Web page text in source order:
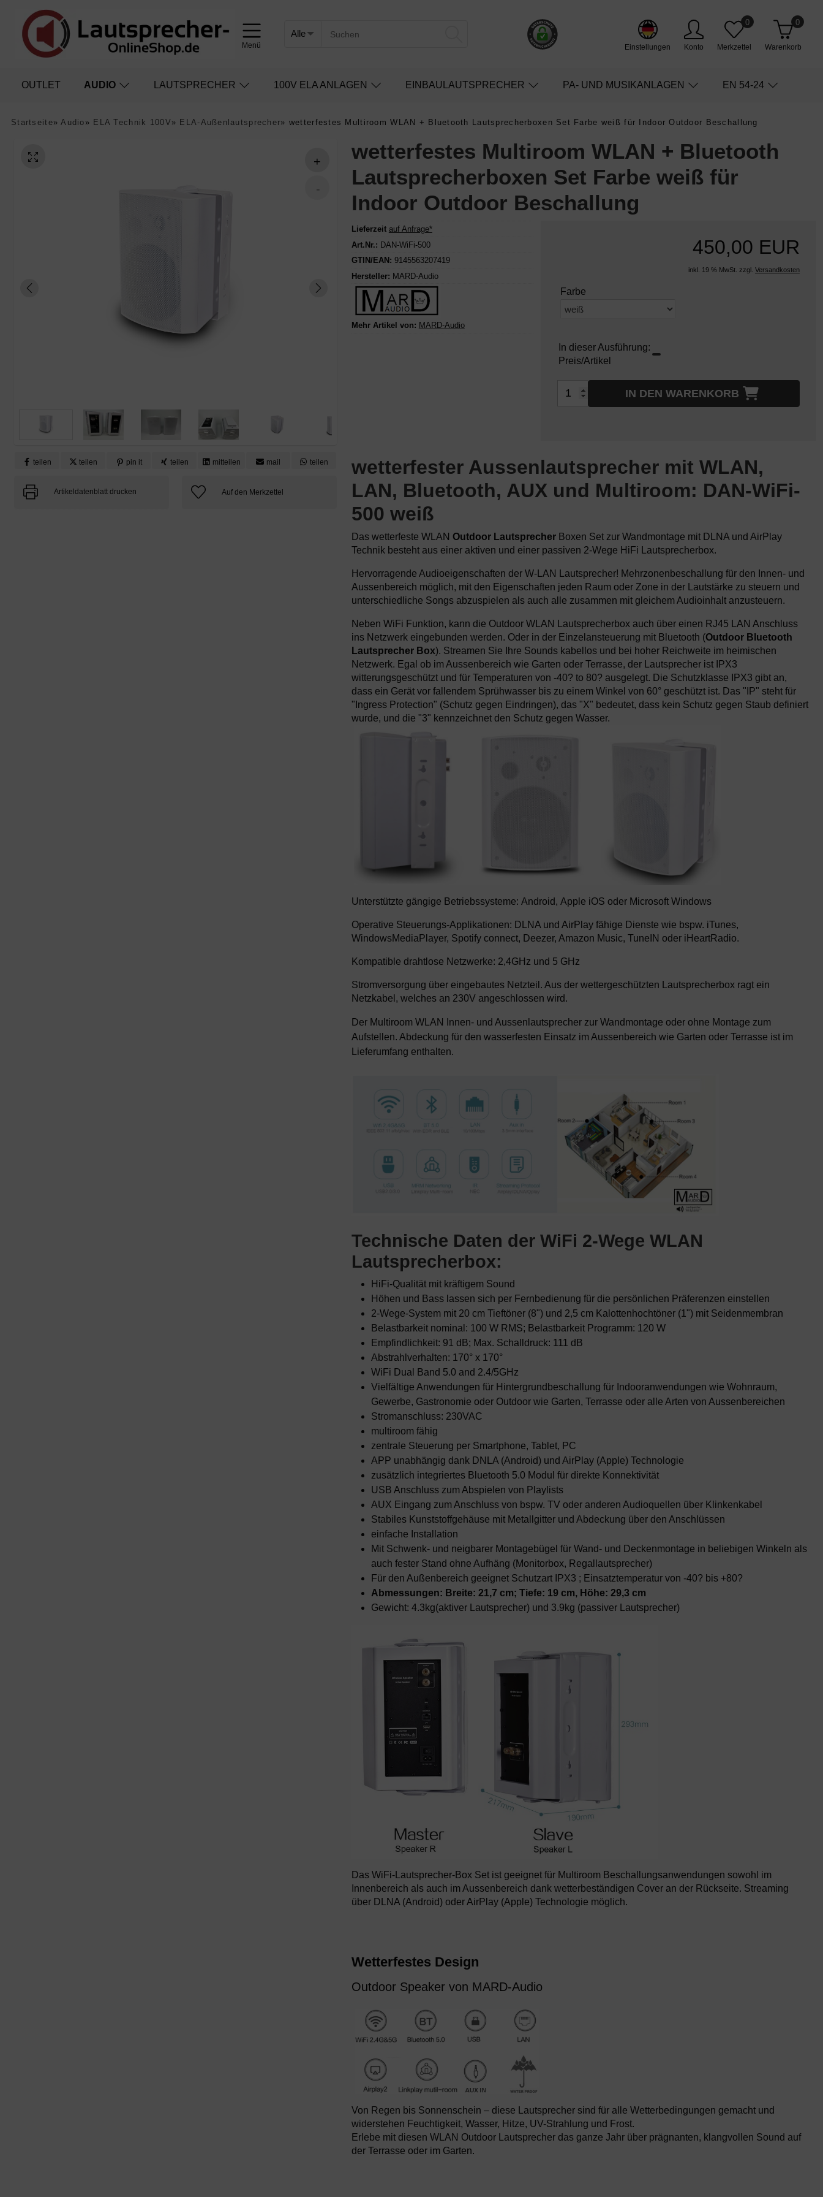
Menü Einstellungen Konto Merkzettel
0
Warenkorb
0
OUTLET AUDIO LAUTSPRECHER 100V ELA ANLAGEN EINBAULAUTSPRECHER PA- UND MUSIKANLAGEN EN 54-24
Startseite»Audio » ELA Technik 100V» ELA-Außenlautsprecher» wetterfestes Multiroom WLAN + Bluetooth Lautsprecherboxen Set Farbe weiß für Indoor Outdoor Beschallung
teilen teilen pin it teilen mitteilen mail teilen
Artikeldatenblatt drucken
wetterfestes Multiroom WLAN + Bluetooth
Lautsprecherboxen Set Farbe weiß für
Indoor Outdoor Beschallung
Lieferzeit auf Anfrage*
Art.Nr.: DAN-WiFi-500
GTIN/EAN: 9145563207419
Hersteller: MARD-Audio
Mehr Artikel von: MARD-Audio
450,00 EUR
inkl. 19 % MwSt. zzgl. Versandkosten
Farbe
In dieser Ausführung:
Preis/Artikel
IN DEN WARENKORB
wetterfester Aussenlautsprecher mit WLAN,
LAN, Bluetooth, AUX und Multiroom: DAN-WiFi-
500 weiß
Das wetterfeste WLAN Outdoor LautsprecherBoxen Set zur Wandmontage mit DLNA und AirPlay
Technik besteht aus einer aktiven und einer passiven 2-Wege HiFi Lautsprecherbox.
Hervorragende Audioeigenschaften der W-LAN Lautsprecher! Mehrzonenbeschallung für den Innen- und
Aussenbereich möglich, mit den Eigenschaften jeden Raum oder Zone in der Lautstärke zu steuern und
unterschiedliche Songs abzuspielen als auch alle zusammen mit gleichem Audioinhalt anzusteuern.
Neben WiFi Funktion, kann die Outdoor WLAN Lautsprecherboxauch über einen RJ45 LAN Anschluss
ins Netzwerk eingebunden werden. Oder in der Einzelansteuerung mit Bluetooth (Outdoor Bluetooth
Lautsprecher Box). Streamen Sie Ihre Sounds kabellos und bei hoher Reichweite im heimischen
Netzwerk. Egal ob im Aussenbereich wie Garten oder Terrasse, der Lautsprecher ist IPX3
witterungsgeschützt und für Temperaturen von -40? to 80? ausgelegt. Die Schutzklasse IPX3 gibt an,
dass ein Gerät vor fallendem Sprühwasser bis zu einem Winkel von 60° geschützt ist. Das "IP" steht für
"Ingress Protection" (Schutz gegen Eindringen), das "X" bedeutet, dass kein Schutz gegen Staub definiert
wurde, und die "3" kennzeichnet den Schutz gegen Wasser.
Unterstützte gängige Betriebssysteme: Android, Apple iOS oder Microsoft Windows
Operative Steuerungs-Applikationen: DLNA und AirPlay fähige Dienste wie bspw. iTunes,
WindowsMediaPlayer, Spotify connect, Deezer, Amazon Music, TuneIN oder iHeartRadio.
Kompatible drahtlose Netzwerke: 2,4GHz und 5 GHz
Stromversorgung über eingebautes Netzteil. Aus der wettergeschützten Lautsprecherbox ragt ein
Netzkabel, welches an 230V angeschlossen wird.
Der Multiroom WLAN Innen- und Aussenlautsprecher zur Wandmontage oder ohne Montage zum
Aufstellen. Abdeckung für den wasserfesten Einsatz im Aussenbereich wie Garten oder Terrasse ist im
Lieferumfang enthalten.
Technische Daten der WiFi 2-Wege WLAN
Lautsprecherbox:
HiFi-Qualität mit kräftigem Sound
Höhen und Bass lassen sich per Fernbedienung für die persönlichen Präferenzen einstellen
2-Wege-System mit 20 cm Tieftöner (8") und 2,5 cm Kalottenhochtöner (1") mit Seidenmembran
Belastbarkeit nominal: 100 W RMS; Belastbarkeit Programm: 120 W
Empfindlichkeit: 91 dB; Max. Schalldruck: 111 dB
Abstrahlverhalten: 170° x 170°
WiFi Dual Band 5.0 and 2.4/5GHz
Vielfältige Anwendungen für Hintergrundbeschallung für Indooranwendungen wie Wohnraum,
Gewerbe, Gastronomie oder Outdoor wie Garten, Terrasse oder alle Arten von Aussenbereichen
Stromanschluss: 230VAC
multiroom fähig
zentrale Steuerung per Smartphone, Tablet, PC
APP unabhängig dank DNLA (Android) und AirPlay (Apple) Technologie
zusätzlich integriertes Bluetooth 5.0 Modul für direkte Konnektivität
USB Anschluss zum Abspielen von Playlists
AUX Eingang zum Anschluss von bspw. TV oder anderen Audioquellen über Klinkenkabel
Stabiles Kunststoffgehäuse mit Metallgitter und Abdeckung über den Anschlüssen
einfache Installation
Mit Schwenk- und neigbarer Montagebügel für Wand- und Deckenmontage in beliebigen Winkeln als
auch fester Stand ohne Aufhäng (Monitorbox, Regallautsprecher)
Für den Außenbereich geeignet Schutzart IPX3 ; Einsatztemperatur von -40? bis +80?
Abmessungen: Breite: 21,7 cm; Tiefe: 19 cm, Höhe: 29,3 cm
Gewicht: 4.3kg(aktiver Lautsprecher) und 3.9kg (passiver Lautsprecher)
Das WiFi-Lautsprecher-Box Set ist geeignet für Multiroom Beschallungsanwendungen sowohl im
Innenbereich als auch im Aussenbereich dank wetterbeständigen Cover an der Rückseite. Streaming
über DLNA (Android) oder AirPlay (Apple) Technologie möglich.
Wetterfestes Design
Outdoor Speaker von MARD-Audio
Von Regen bis Sonnenschein – diese Lautsprecher sind für alle Wetterbedingungen gemacht und
widerstehen Feuchtigkeit, Wasser, Hitze, UV-Strahlung und Frost.
Erlebe mit diesen WLAN Outdoor Lautsprecher das ganze Jahr über prägnanten, klangvollen Sound auf
der Terrasse oder im Garten.